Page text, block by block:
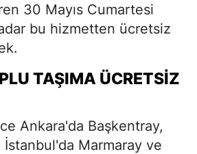
30 Mayıs Cumartesi
bu hizmetten ücretsiz
TAŞIMA ÜCRETSIZ
Ankara'da Başkentray,
İstanbul'da Marmaray ve